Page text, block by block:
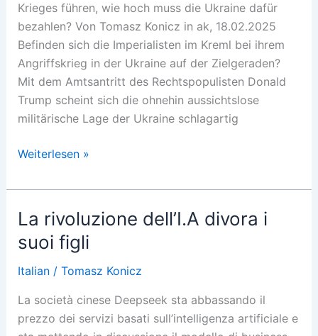
Krieges führen, wie hoch muss die Ukraine dafür
bezahlen? Von Tomasz Konicz in ak, 18.02.2025
Befinden sich die Imperialisten im Kreml bei ihrem
Angriffskrieg in der Ukraine auf der Zielgeraden?
Mit dem Amtsantritt des Rechtspopulisten Donald
Trump scheint sich die ohnehin aussichtslose
militärische Lage der Ukraine schlagartig
Für
Stück
Land
Weiterlesen »
La rivoluzione dell’I.A divora i
suoi figli
Italian/ Tomasz Konicz
La società cinese Deepseek sta abbassando il
prezzo dei servizi basati sull’intelligenza artificiale e